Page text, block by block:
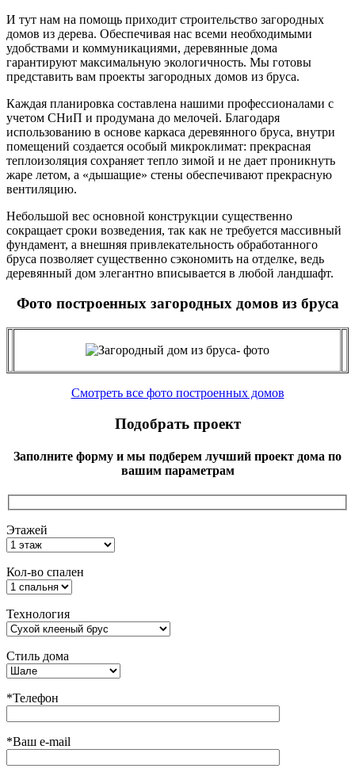
И тут нам на помощь приходит строительство загородных
домов из дерева. Обеспечивая нас всеми необходимыми
удобствами и коммуникациями, деревянные дома
гарантируют максимальную экологичность. Мы готовы
представить вам проекты загородных домов из бруса.
Каждая планировка составлена нашими профессионалами с
учетом СНиП и продумана до мелочей. Благодаря
использованию в основе каркаса деревянного бруса, внутри
помещений создается особый микроклимат: прекрасная
теплоизоляция сохраняет тепло зимой и не дает проникнуть
жаре летом, а «дышащие» стены обеспечивают прекрасную
вентиляцию.
Небольшой вес основной конструкции существенно
сокращает сроки возведения, так как не требуется массивный
фундамент, а внешняя привлекательность обработанного
бруса позволяет существенно сэкономить на отделке, ведь
деревянный дом элегантно вписывается в любой ландшафт.
Фото построенных загородных домов из бруса
Смотреть все фото построенных домов
Подобрать проект
Заполните форму и мы подберем лучший проект дома по
вашим параметрам
Этажей
Кол-во спален
Технология
Стиль дома
*Телефон
*Ваш e-mail